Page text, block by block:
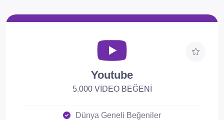
Youtube
5.000 VİDEO BEĞENİ
Dünya Geneli Beğeniler